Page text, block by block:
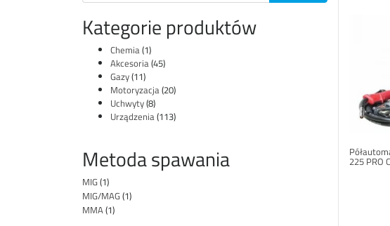
Kategorie produktów
Chemia(1)
Akcesoria(45)
Gazy(11)
Motoryzacja(20)
Uchwyty(8)
Urządzenia(113)
Metoda spawania
MIG(1)
MIG/MAG(1)
MMA(1)
225 PRO